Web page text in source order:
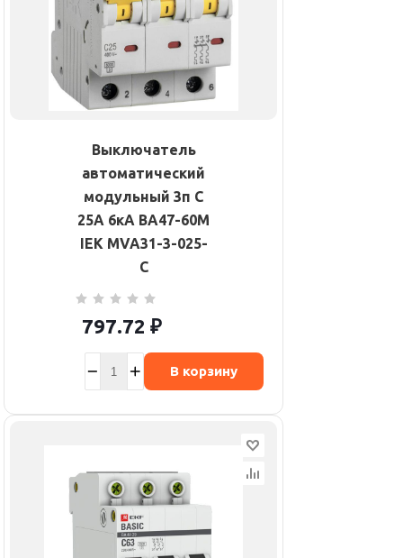
Выключатель
автоматический
модульный 3п C
25А 6кА ВА47-60M
IEK MVA31-3-025-
C
797.72 ₽
В корзину